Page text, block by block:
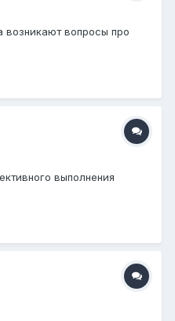
возникают вопросы про
выполнения